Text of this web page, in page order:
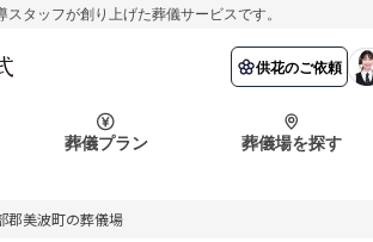
タッフが創り上げた葬儀サービスです。
供花のご依頼
へ
葬儀プラン 葬儀場を探す
へ 納棺の儀とは？
覧
埼玉県
お客様の声
供花のご依頼
郡美波町の葬儀場